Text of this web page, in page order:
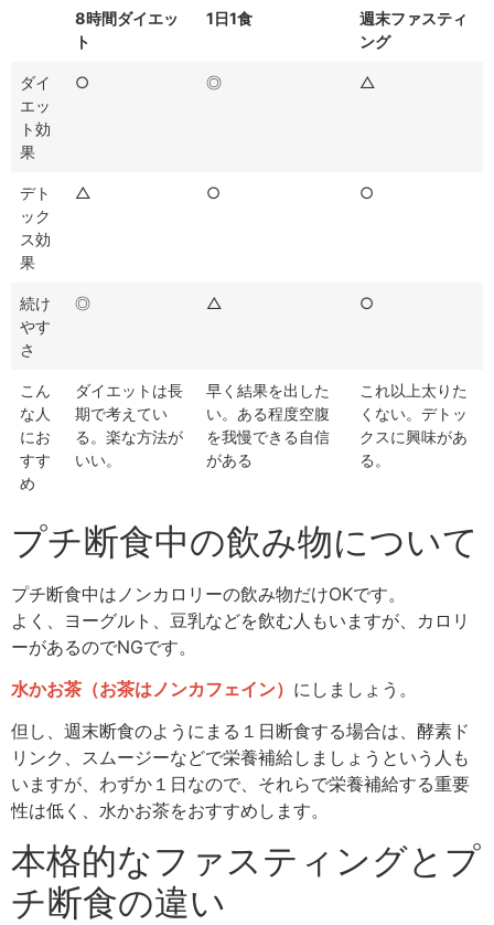
8時間ダイエッ
ト
1日1食
週末ファスティ
ング
ダイ
エッ
ト効
果
○ ◎ △
デト
ック
ス効
果
△ ○ ○
続け
やす
さ
◎ △ ○
こん
な人
にお
すす
め
ダイエットは長
期で考えてい
る。楽な方法が
いい。
早く結果を出した
い。ある程度空腹
を我慢できる自信
がある
これ以上太りた
くない。デトッ
クスに興味があ
る。
プチ断食中の飲み物について
プチ断食中はノンカロリーの飲み物だけOKです。
よく、ヨーグルト、豆乳などを飲む人もいますが、カロリ
ーがあるのでNGです。
水かお茶（お茶はノンカフェイン） にしましょう。
但し、週末断食のようにまる１日断食する場合は、酵素ド
リンク、スムージーなどで栄養補給しましょうという人も
いますが、わずか１日なので、それらで栄養補給する重要
性は低く、水かお茶をおすすめします。
本格的なファスティングとプ
チ断食の違い